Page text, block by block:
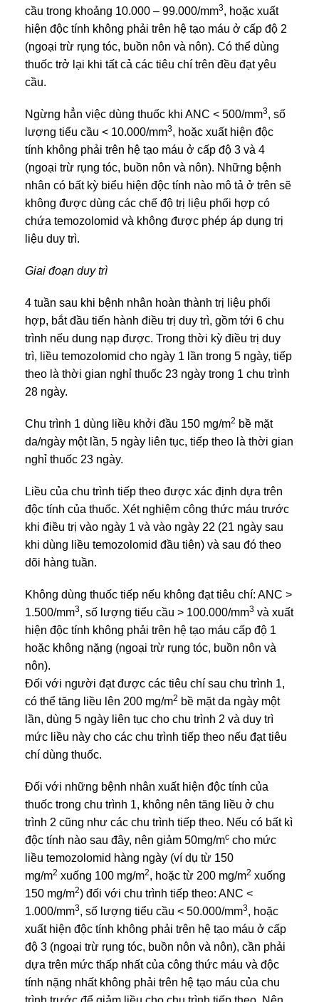
cầu trong khoảng 10.000 – 99.000/mm3, hoặc xuất
hiện độc tính không phải trên hệ tạo máu ở cấp độ 2
(ngoại trừ rụng tóc, buồn nôn và nôn). Có thể dùng
thuốc trở lại khi tất cả các tiêu chí trên đều đạt yêu
cầu.
Ngừng hẳn việc dùng thuốc khi ANC < 500/mm3, số
lượng tiểu cầu < 10.000/mm3, hoặc xuất hiện độc
tính không phải trên hệ tạo máu ở cấp độ 3 và 4
(ngoại trừ rụng tóc, buồn nôn và nôn). Những bệnh
nhân có bất kỳ biểu hiện độc tính nào mô tả ở trên sẽ
không được dùng các chế độ trị liệu phối hợp có
chứa temozolomid và không được phép áp dụng trị
liệu duy trì.
Giai đoạn duy trì
4 tuần sau khi bệnh nhân hoàn thành trị liệu phối
hợp, bắt đầu tiến hành điều trị duy trì, gồm tới 6 chu
trình nếu dung nạp được. Trong thời kỳ điều trị duy
trì, liều temozolomid cho ngày 1 lần trong 5 ngày, tiếp
theo là thời gian nghỉ thuốc 23 ngày trong 1 chu trình
28 ngày.
Chu trình 1 dùng liều khởi đầu 150 mg/m2 bề mặt
da/ngày một lần, 5 ngày liên tục, tiếp theo là thời gian
nghỉ thuốc 23 ngày.
Liều của chu trình tiếp theo được xác định dựa trên
độc tính của thuốc. Xét nghiệm công thức máu trước
khi điều trị vào ngày 1 và vào ngày 22 (21 ngày sau
khi dùng liều temozolomid đầu tiên) và sau đó theo
dõi hàng tuần.
Không dùng thuốc tiếp nếu không đạt tiêu chí: ANC >
1.500/mm3, số lượng tiểu cầu > 100.000/mm3 và xuất
hiện độc tính không phải trên hệ tạo máu cấp độ 1
hoặc không nặng (ngoại trừ rụng tóc, buồn nôn và
nôn).
Đối với người đạt được các tiêu chí sau chu trình 1,
có thể tăng liều lên 200 mg/m2 bề mặt da ngày một
lần, dùng 5 ngày liên tục cho chu trình 2 và duy trì
mức liều này cho các chu trình tiếp theo nếu đạt tiêu
chí dùng thuốc.
Đối với những bệnh nhân xuất hiện độc tính của
thuốc trong chu trình 1, không nên tăng liều ở chu
trình 2 cũng như các chu trình tiếp theo. Nếu có bất kì
độc tính nào sau đây, nên giảm 50mg/mc cho mức
liều temozolomid hàng ngày (ví dụ từ 150
mg/m2 xuống 100 mg/m2, hoặc từ 200 mg/m2 xuống
150 mg/m2) đối với chu trình tiếp theo: ANC <
1.000/mm3, số lượng tiểu cầu < 50.000/mm3, hoặc
xuất hiện độc tính không phải trên hệ tạo máu ở cấp
độ 3 (ngoại trừ rụng tóc, buồn nôn và nôn), cần phải
dựa trên mức thấp nhất của công thức máu và độc
tính nặng nhất không phải trên hệ tạo máu của chu